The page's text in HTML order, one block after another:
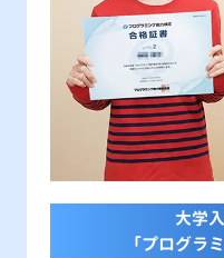
大学
「プログラ